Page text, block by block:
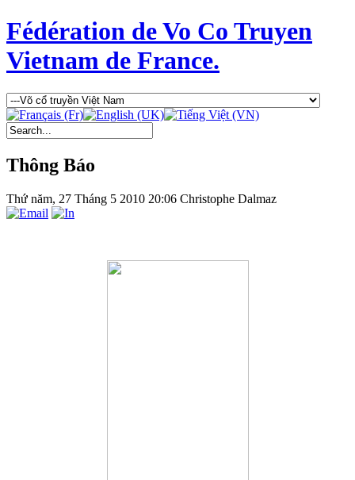
Fédération de Vo Co Truyen
Vietnam de France.
Thông Báo
Thứ năm, 27 Tháng 5 2010 20:06 Christophe Dalmaz